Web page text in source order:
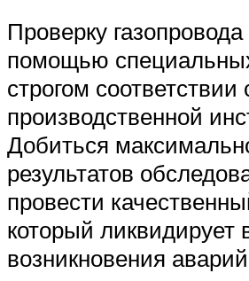
Проверку
помощью
строгом соответствии
производственной
Добиться
результатов
провести
который ликвидирует
возникновения